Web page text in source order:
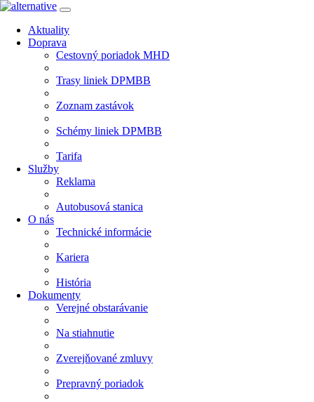
Aktuality
Doprava
Cestovný poriadok MHD
Trasy liniek DPMBB
Zoznam zastávok
Schémy liniek DPMBB
Tarifa
Služby
Reklama
Autobusová stanica
O nás
Technické informácie
Kariera
História
Dokumenty
Verejné obstarávanie
Na stiahnutie
Zverejňované zmluvy
Prepravný poriadok